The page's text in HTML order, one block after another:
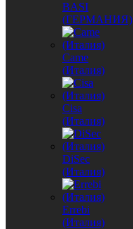
BASI
(ГЕРМАНИЯ)
Came
(Италия)
Cisa
(Италия)
DiSec
(Италия)
Errebi
(Италия)